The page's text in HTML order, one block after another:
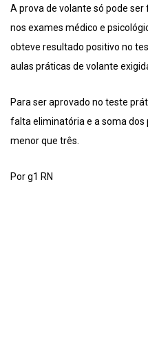
A prova de volante só pode
nos exames médico e
obteve resultado positivo no
aulas práticas de volante
Para ser aprovado no teste
falta eliminatória e a soma
menor que três.
Por g1 RN